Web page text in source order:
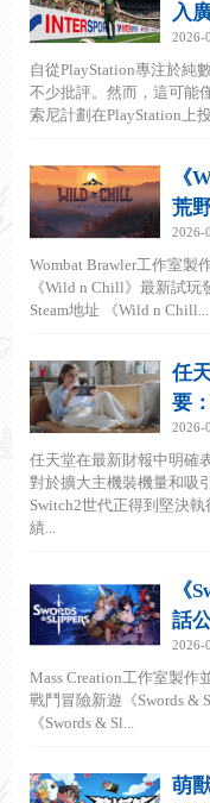
入
2026-
自從PlayStation專注於純
不少批評。然而，這可能
索尼計劃在PlayStation上
《
荒
2026-
Wombat Brawler工作室製
《Wild n Chill》最新試
Steam地址 《Wild n Chill...
任
要
2026-
任天堂在最新財報中明確
對於擴大主機裝機量和吸
Switch2世代正得到堅決
績...
《
話
2026-
Mass Creation工作室製
戰鬥冒險新遊《Swords &
《Swords & Sl...
萌